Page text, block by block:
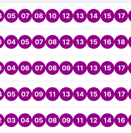
05 07 08 10 12 13 14 15 17
04 05 07 08 12 13 15 16 18
04 06 07 08 09 11 13 15 17
05 07 09 11 13 14 15 16 17
03 04 05 08 09 11 12 14 16